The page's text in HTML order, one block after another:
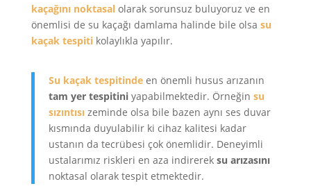
kaçağını noktasalolarak sorunsuz buluyoruz ve en
önemlisi de su kaçağı damlama halinde bile olsa su
kaçak tespitikolaylıkla yapılır.
Su kaçak tespitindeen önemli husus arızanın
tam yer tespitiniyapabilmektedir. Örneğin su
sızıntısızeminde olsa bile bazen aynı ses duvar
kısmında duyulabilir ki cihaz kalitesi kadar
ustanın da tecrübesi çok önemlidir. Deneyimli
ustalarımız riskleri en aza indirerek su arızasını
noktasal olarak tespit etmektedir.